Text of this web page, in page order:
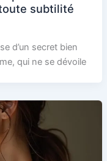
subtilité
d’un secret bien
qui ne se dévoile